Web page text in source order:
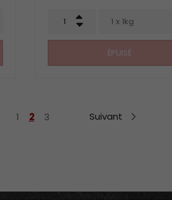
1 x 1kg
-
+
ÉPUISÉ
1 2 3 Suivant